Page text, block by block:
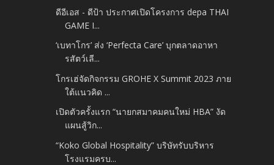
ดีอีเอส - ดีป้า ประกาศเปิดโครงการ depa THAI
GAME I...
‘เบทาโกร’ ส่ง ‘Perfecta Care’ บุกตลาดอาหา
รสัตว์เลี...
โกรเฮ่จัดกิจกรรม GROHE X Summit 2023 ภาย
ใต้แนวคิด ...
เปิดตัวครั้งแรก “นายกสมาคมคนใหม่ HBA” งัด
แผนสู้วิก...
“Koko Global Hospitality” บริษัทรับบริหาร
โรงแรมครบ...